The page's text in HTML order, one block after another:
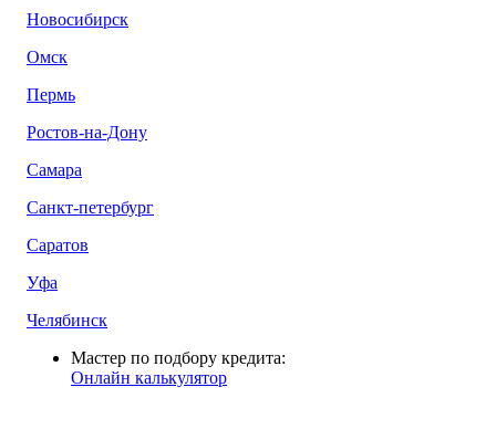
Новосибирск
Омск
Пермь
Ростов-на-Дону
Самара
Санкт-петербург
Саратов
Уфа
Челябинск
Мастер по подбору кредита:
Онлайн калькулятор